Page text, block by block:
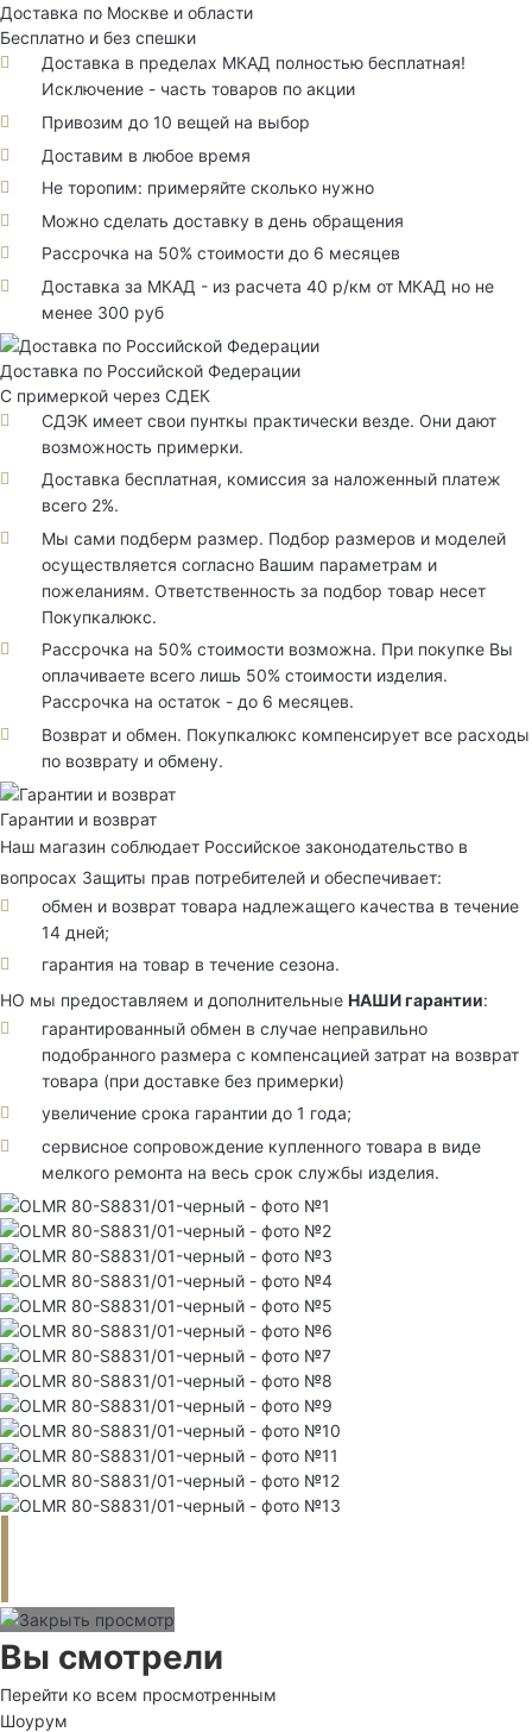
Доставка по Москве и области
Бесплатно и без спешки
Доставка в пределах МКАД полностью бесплатная!
Исключение - часть товаров по акции
Привозим до 10 вещей на выбор
Доставим в любое время
Не торопим: примеряйте сколько нужно
Можно сделать доставку в день обращения
Рассрочка на 50% стоимости до 6 месяцев
Доставка за МКАД - из расчета 40 р/км от МКАД но не
менее 300 руб
Доставка по Российской Федерации
С примеркой через СДЕК
СДЭК имеет свои пунткы практически везде. Они дают
возможность примерки.
Доставка бесплатная, комиссия за наложенный платеж
всего 2%.
Мы сами подберм размер. Подбор размеров и моделей
осуществляется согласно Вашим параметрам и
пожеланиям. Ответственность за подбор товар несет
Покупкалюкс.
Рассрочка на 50% стоимости возможна. При покупке Вы
оплачиваете всего лишь 50% стоимости изделия.
Рассрочка на остаток - до 6 месяцев.
Возврат и обмен. Покупкалюкс компенсирует все расходы
по возврату и обмену.
Гарантии и возврат
Наш магазин соблюдает Российское законодательство в
вопросах Защиты прав потребителей и обеспечивает:
обмен и возврат товара надлежащего качества в течение
14 дней;
гарантия на товар в течение сезона.
НО мы предоставляем и дополнительные НАШИ гарантии:
гарантированный обмен в случае неправильно
подобранного размера с компенсацией затрат на возврат
товара (при доставке без примерки)
увеличение срока гарантии до 1 года;
сервисное сопровождение купленного товара в виде
мелкого ремонта на весь срок службы изделия.
Вы смотрели
Перейти ко всем просмотренным
Шоурум